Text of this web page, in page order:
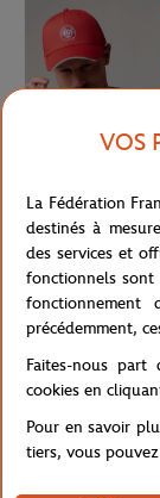
ROLAND GARROS
Casquette Logo
Roland-Garros -
VOS
La Fédération
destinés à
des services et
fonctionnels sont
fonctionnement
précédemment,
Faites-nous part
cookies en
Pour en savoir
tiers, vous